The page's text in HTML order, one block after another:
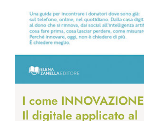
I come INNOVAZIONE
Il digitale applicato al